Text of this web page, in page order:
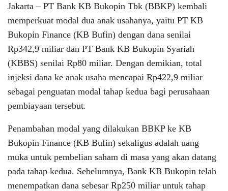
Jakarta – PT Bank KB Bukopin Tbk (BBKP) kembali
memperkuat modal dua anak usahanya, yaitu PT KB
Bukopin Finance (KB Bufin) dengan dana senilai
Rp342,9 miliar dan PT Bank KB Bukopin Syariah
(KBBS) senilai Rp80 miliar. Dengan demikian, total
injeksi dana ke anak usaha mencapai Rp422,9 miliar
sebagai penguatan modal tahap kedua bagi perusahaan
pembiayaan tersebut.
Penambahan modal yang dilakukan BBKP ke KB
Bukopin Finance (KB Bufin) sekaligus adalah uang
muka untuk pembelian saham di masa yang akan datang
pada tahap kedua. Sebelumnya, Bank KB Bukopin telah
menempatkan dana sebesar Rp250 miliar untuk tahap